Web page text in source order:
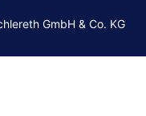
GmbH & Co. KG